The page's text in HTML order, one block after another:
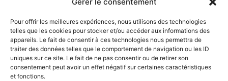
Pour offrir les meilleures expériences, nous utilisons des technologies
telles que les cookies pour stocker et/ou accéder aux informations des
appareils. Le fait de consentir à ces technologies nous permettra de
traiter des données telles que le comportement de navigation ou les ID
uniques sur ce site. Le fait de ne pas consentir ou de retirer son
consentement peut avoir un effet négatif sur certaines caractéristiques
et fonctions.
– Devant quelles juridictions le salarié peut-il adresser
sa plainte pour harcèlement moral ?
– Peut-on être licencié pour dénonciationde fait
harcèlement moral ?
Le Cabinet TOUBOUL, expert en droit du travail, répond
à vos interrogations.